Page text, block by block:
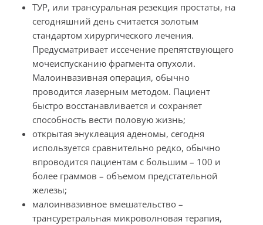
ТУР, или трансуральная резекция простаты, на
сегодняшний день считается золотым
стандартом хирургического лечения.
Предусматривает иссечение препятствующего
мочеиспусканию фрагмента опухоли.
Малоинвазивная операция, обычно
проводится лазерным методом. Пациент
быстро восстанавливается и сохраняет
способность вести половую жизнь;
открытая энуклеация аденомы, сегодня
используется сравнительно редко, обычно
впроводится пациентам с большим – 100 и
более граммов – объемом предстательной
железы;
малоинвазивное вмешательство –
трансуретральная микроволновая терапия,